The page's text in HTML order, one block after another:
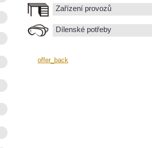
Zařízení provozů
Dílenské potřeby
offer_back